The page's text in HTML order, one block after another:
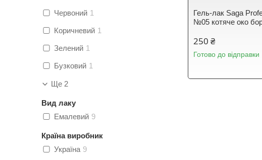
Гель-лак Saga
№05 котяче око
250 ₴
Готово до відправки
Червоний 1
Коричневий 1
Зелений 1
Бузковий 1
Ще 2
Вид лаку
Емалевий 9
Країна виробник
Україна 9